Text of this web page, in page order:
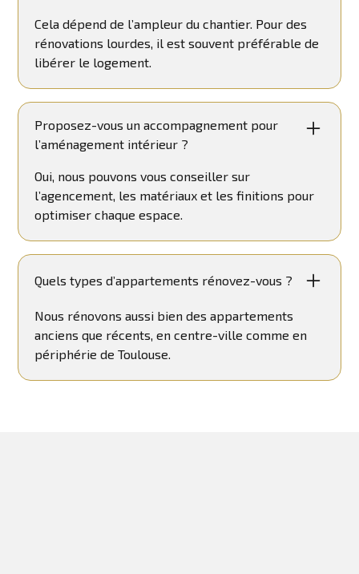
Cela dépend de l’ampleur du chantier. Pour des
rénovations lourdes, il est souvent préférable de
libérer le logement.
Proposez-vous un accompagnement pour
l’aménagement intérieur ?
Oui, nous pouvons vous conseiller sur
l’agencement, les matériaux et les finitions pour
optimiser chaque espace.
Quels types d’appartements rénovez-vous ?
Nous rénovons aussi bien des appartements
anciens que récents, en centre-ville comme en
périphérie de Toulouse.